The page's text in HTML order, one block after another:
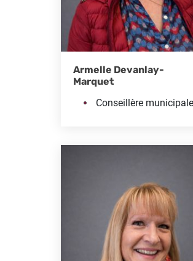
Armelle Devanlay-
Marquet
Conseillère municipale